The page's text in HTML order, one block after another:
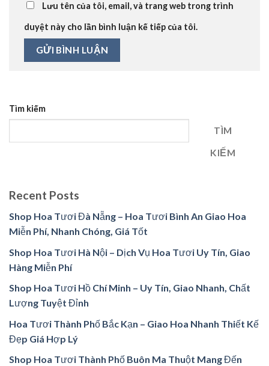
Lưu tên của tôi, email, và trang web trong trình
duyệt này cho lần bình luận kế tiếp của tôi.
Tìm kiếm
TÌM
KIẾM
Recent Posts
Shop Hoa Tươi Đà Nẵng – Hoa Tươi Bình An Giao Hoa
Miễn Phí, Nhanh Chóng, Giá Tốt
Shop Hoa Tươi Hà Nội – Dịch Vụ Hoa Tươi Uy Tín, Giao
Hàng Miễn Phí
Shop Hoa Tươi Hồ Chí Minh – Uy Tín, Giao Nhanh, Chất
Lượng Tuyệt Đỉnh
Hoa Tươi Thành Phố Bắc Kạn – Giao Hoa Nhanh Thiết Kế
Đẹp Giá Hợp Lý
Shop Hoa Tươi Thành Phố Buôn Ma Thuột Mang Đến